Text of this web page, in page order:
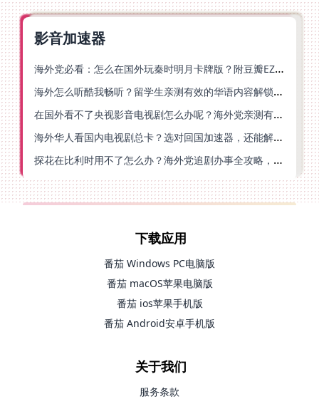
影音加速器
海外党必看：怎么在国外玩秦时明月卡牌版？附豆瓣EZCast地区限制破解法
海外怎么听酷我畅听？留学生亲测有效的华语内容解锁指南
在国外看不了央视影音电视剧怎么办呢？海外党亲测有效的回国加速方案
海外华人看国内电视剧总卡？选对回国加速器，还能解决菲律宾打不开反诈中心的问题
探花在比利时用不了怎么办？海外党追剧办事全攻略，选对加速器就够了
下载应用
番茄 Windows PC电脑版
番茄 macOS苹果电脑版
番茄 ios苹果手机版
番茄 Android安卓手机版
关于我们
服务条款